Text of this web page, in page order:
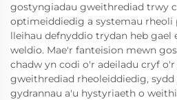
gostyngiadau gweithrediad trwy
optimeiddiedig a systemau rheoli
lleihau defnyddio trydan heb
weldio. Mae'r fanteision mewn
chadw yn codi o'r adeiladu cryf
gweithrediad rheoleiddiedig,
gydrannau a'u hystyriaeth o